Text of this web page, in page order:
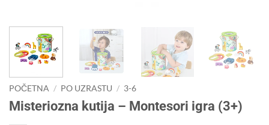
POČETNA / PO UZRASTU / 3-6
Misteriozna kutija – Montesori igra (3+)